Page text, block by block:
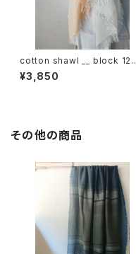
cotton shawl __ block 120
朝朗w
¥3,850
その他の商品